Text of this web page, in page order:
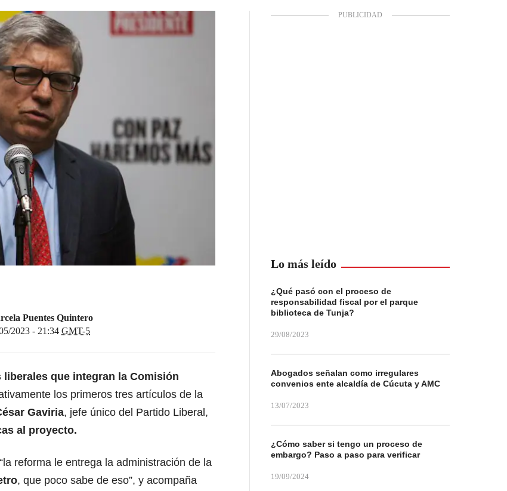
Puentes Quintero
2023 - 21:34 GMT-5
liberales que integran la Comisión
los primeros tres artículos de la
Gaviria, jefe único del Partido Liberal,
al proyecto.
reforma le entrega la administración de la
, que poco sabe de eso”, y acompaña
Lo más leído
¿Qué pasó con el proceso de
responsabilidad fiscal por el parque
biblioteca de Tunja?
29/08/2023
Abogados señalan como irregulares
convenios ente alcaldía de Cúcuta y AMC
13/07/2023
¿Cómo saber si tengo un proceso de
embargo? Paso a paso para verificar
19/09/2024